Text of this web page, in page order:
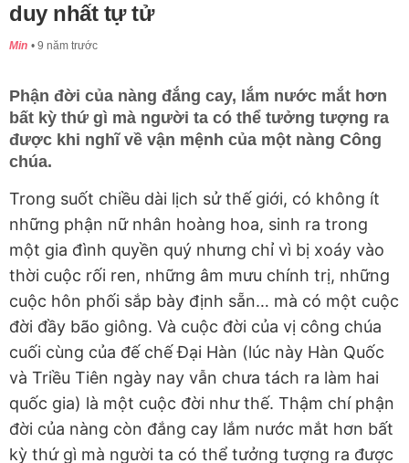
duy nhất tự tử
Min 9 năm trước
Phận đời của nàng đắng cay, lắm nước mắt hơn
bất kỳ thứ gì mà người ta có thể tưởng tượng ra
được khi nghĩ về vận mệnh của một nàng Công
chúa.
Trong suốt chiều dài lịch sử thế giới, có không ít
những phận nữ nhân hoàng hoa, sinh ra trong
một gia đình quyền quý nhưng chỉ vì bị xoáy vào
thời cuộc rối ren, những âm mưu chính trị, những
cuộc hôn phối sắp bày định sẵn… mà có một cuộc
đời đầy bão giông. Và cuộc đời của vị công chúa
cuối cùng của đế chế Đại Hàn (lúc này Hàn Quốc
và Triều Tiên ngày nay vẫn chưa tách ra làm hai
quốc gia) là một cuộc đời như thế. Thậm chí phận
đời của nàng còn đắng cay lắm nước mắt hơn bất
kỳ thứ gì mà người ta có thể tưởng tượng ra được